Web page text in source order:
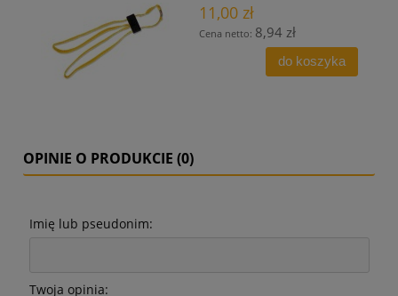
11,00 zł
Cena netto: 8,94 zł
do koszyka
OPINIE O PRODUKCIE (0)
Imię lub pseudonim:
Twoja opinia: